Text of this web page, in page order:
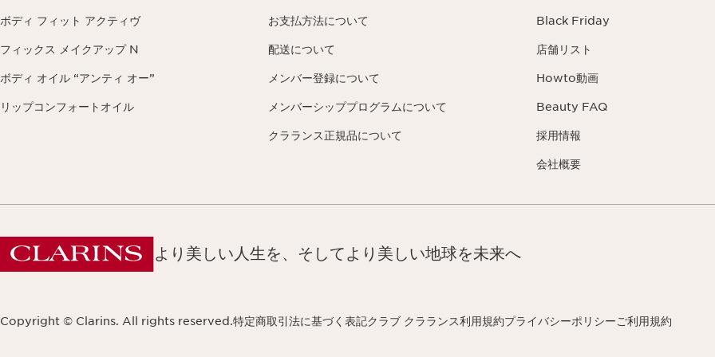
ボディ フィット アクティヴ
フィックス メイクアップ N
ボディ オイル “アンティ オー”
リップコンフォートオイル
お支払方法について
配送について
メンバー登録について
メンバーシッププログラムについて
クラランス正規品について
Black Friday
店舗リスト
Howto動画
Beauty FAQ
採用情報
会社概要
より美しい人生を、そしてより美しい地球を未来へ
Copyright © Clarins. All rights reserved.特定商取引法に基づく表記クラブ クラランス利用規約プライバシーポリシーご利用規約